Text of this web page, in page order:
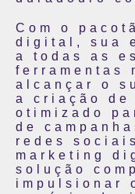
Com o
digital, sua
a todas as
ferramentas
alcançar o
a criação de
otimizado
de
redes
marketing
solução
impulsionar